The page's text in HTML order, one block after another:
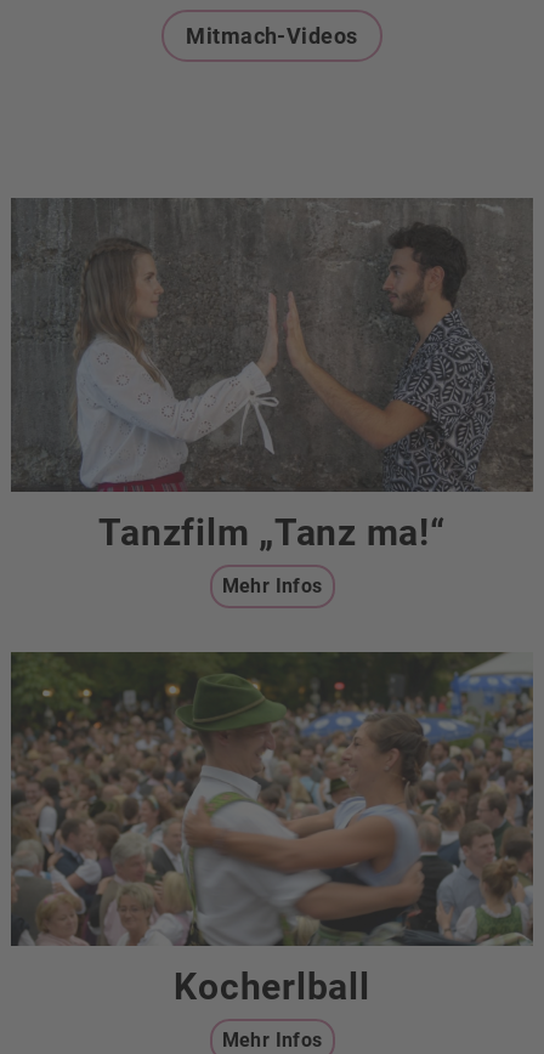
Mitmach-Videos
Tanzfilm „Tanz ma!“
Mehr Infos
Kocherlball
Mehr Infos